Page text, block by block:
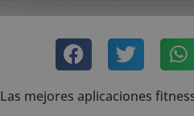
Las mejores aplicaciones